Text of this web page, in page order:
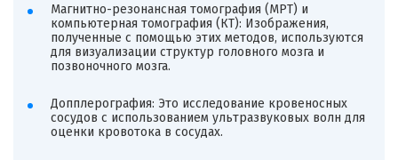
Магнитно-резонансная томография (МРТ) и
компьютерная томография (КТ): Изображения,
полученные с помощью этих методов, используются
для визуализации структур головного мозга и
позвоночного мозга.
Допплерография: Это исследование кровеносных
сосудов с использованием ультразвуковых волн для
оценки кровотока в сосудах.